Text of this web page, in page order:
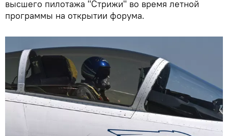
высшего пилотажа "Стрижи" во время летной
программы на открытии форума.